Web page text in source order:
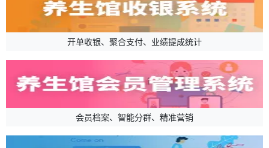
开单收银、聚合支付、业绩提成统计
会员档案、智能分群、精准营销